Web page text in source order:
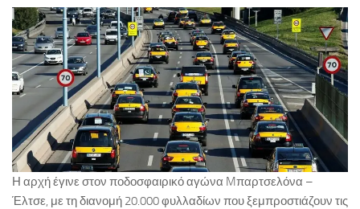
Η αρχή έγινε στον ποδοσφαιρικό αγώνα Mπαρτσελόνα –
Έλτσε, με τη διανομή 20.000 φυλλαδίων που ξεμπροστιάζουν τις